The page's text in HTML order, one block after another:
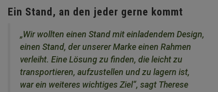
Ein Stand, an den jeder gerne kommt
„Wir wollten einen Stand mit einladendem Design,
einen Stand, der unserer Marke einen Rahmen
verleiht. Eine Lösung zu finden, die leicht zu
transportieren, aufzustellen und zu lagern ist,
war ein weiteres wichtiges Ziel“, sagt Therese